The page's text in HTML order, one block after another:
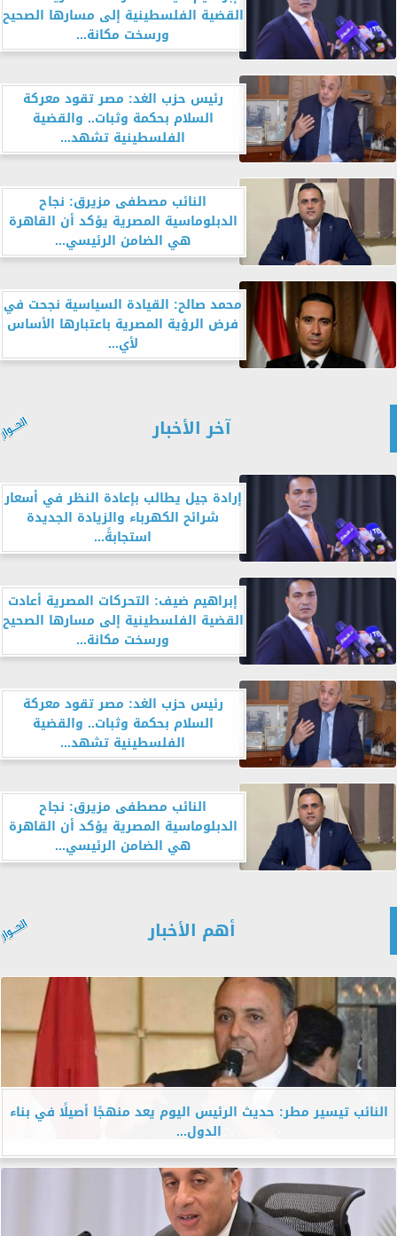
القضية الفلسطينية إلى مسارها الصحيح
ورسخت مكانة...
رئيس حزب الغد: مصر تقود معركة
السلام بحكمة وثبات.. والقضية
الفلسطينية تشهد...
النائب مصطفى مزيرق: نجاح
الدبلوماسية المصرية يؤكد أن القاهرة
هي الضامن الرئيسي...
محمد صالح: القيادة السياسية نجحت في
فرض الرؤية المصرية باعتبارها الأساس
لأي...
آخر الأخبار
إرادة جيل يطالب بإعادة النظر في أسعار
شرائح الكهرباء والزيادة الجديدة
استجابةً...
إبراهيم ضيف: التحركات المصرية أعادت
القضية الفلسطينية إلى مسارها الصحيح
ورسخت مكانة...
رئيس حزب الغد: مصر تقود معركة
السلام بحكمة وثبات.. والقضية
الفلسطينية تشهد...
النائب مصطفى مزيرق: نجاح
الدبلوماسية المصرية يؤكد أن القاهرة
هي الضامن الرئيسي...
أهم الأخبار
النائب تيسير مطر: حديث الرئيس اليوم يعد منهجًا أصيلًا في بناء
الدول...